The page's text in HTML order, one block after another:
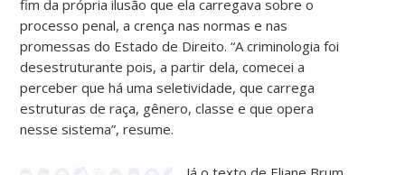
fim da própria ilusão que ela carregava sobre o
processo penal, a crença nas normas e nas
promessas do Estado de Direito. “A criminologia foi
desestruturante pois, a partir dela, comecei a
perceber que há uma seletividade, que carrega
estruturas de raça, gênero, classe e que opera
nesse sistema”, resume.